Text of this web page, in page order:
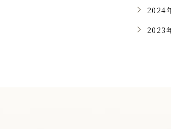
2024
2023